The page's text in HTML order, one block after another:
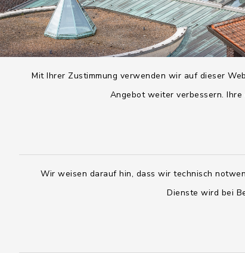
Mit Ihrer Zustimmung verwenden wir auf dieser
Angebot weiter verbessern.
Wir weisen darauf hin, dass wir technisch
Dienste wird bei